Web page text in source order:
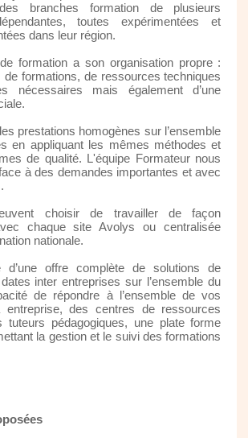
branches formation de plusieurs
toutes expérimentées et
dans leur région.
formation a son organisation propre :
de formations, de ressources techniques
nécessaires mais également d’une
prestations homogènes sur l’ensemble
en appliquant les mêmes méthodes et
de qualité. L'équipe Formateur nous
à des demandes importantes et avec
choisir de travailler de façon
chaque site Avolys ou centralisée
nationale.
d’une offre complète de solutions de
inter entreprises sur l’ensemble du
de répondre à l’ensemble de vos
entreprise, des centres de ressources
tuteurs pédagogiques, une plate forme
la gestion et le suivi des formations